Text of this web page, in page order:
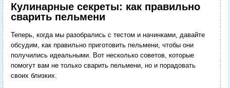
Кулинарные секреты: как правильно
сварить пельмени
Теперь, когда мы разобрались с тестом и начинками, давайте
обсудим, как правильно приготовить пельмени, чтобы они
получились идеальными. Вот несколько советов, которые
помогут вам не только сварить пельмени, но и порадовать
своих близких.